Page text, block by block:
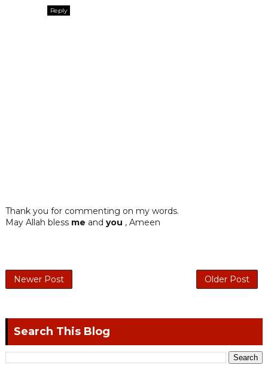
Reply
Thank you for commenting on my words.
May Allah bless me and you , Ameen
Newer Post Older Post
Search This Blog